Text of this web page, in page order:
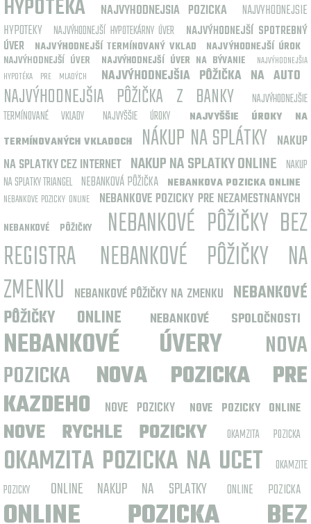
HYPOTEKA
NAJVYHODNEJSIA POZICKA
NAJVYHODNEJSIE
HYPOTEKY
NAJVÝHODNEJŠÍ HYPOTEKÁRNY ÚVER
NAJVÝHODNEJŠÍ SPOTREBNÝ
ÚVER
NAJVÝHODNEJŠÍ TERMÍNOVANÝ VKLAD
NAJVÝHODNEJŠÍ ÚROK
NAJVÝHODNEJŠÍ ÚVER
NAJVÝHODNEJŠÍ ÚVER NA BÝVANIE
NAJVÝHODNEJŠIA
HYPOTÉKA PRE MLADÝCH
NAJVÝHODNEJŠIA PÔŽIČKA NA AUTO
NAJVÝHODNEJŠIA PÔŽIČKA Z BANKY
NAJVÝHODNEJŠIE
TERMÍNOVANÉ VKLADY
NAJVYŠŠIE ÚROKY
NAJVYŠŠIE ÚROKY NA
TERMÍNOVANÝCH VKLADOCH
NÁKUP NA SPLÁTKY NAKUP
NA SPLATKY CEZ INTERNET NAKUP NA SPLATKY ONLINE NAKUP
NA SPLATKY TRIANGEL NEBANKOVÁ PÔŽIČKA
NEBANKOVA POZICKA ONLINE
NEBANKOVE POZICKY ONLINE
NEBANKOVE POZICKY PRE NEZAMESTNANYCH
NEBANKOVÉ PÔŽIČKY
NEBANKOVÉ PÔŽIČKY BEZ
REGISTRA
NEBANKOVÉ PÔŽIČKY NA
ZMENKU NEBANKOVÉ PÔŽIČKY NA ZMENKU NEBANKOVÉ
PÔŽIČKY ONLINE
NEBANKOVÉ SPOLOČNOSTI
NEBANKOVÉ ÚVERY
NOVA
POZICKA
NOVA POZICKA PRE
KAZDEHO
NOVE POZICKY NOVE POZICKY ONLINE
NOVE RYCHLE POZICKY OKAMZITA POZICKA
OKAMZITA POZICKA NA UCET
OKAMZITE
POZICKY
ONLINE NAKUP NA SPLATKY ONLINE POZICKA
ONLINE POZICKA BEZ